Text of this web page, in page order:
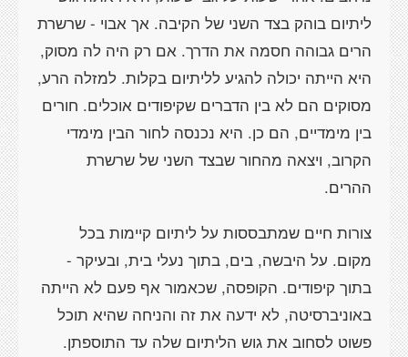
ליתיום בוהק בצד השני של הקיבה. אך אבוי - שרשרת
הרים גבוהה חסמה את הדרך. אם רק היה לה מסוק,
היא הייתה יכולה להגיע לליתיום בקלות. למזלה הרע,
מסוקים הם לא בין הדברים שקיפודים אוכלים. חורים
בין מימדיים, הם כן. היא נכנסה לחור הבין מימדי
הקרוב, ויצאה מהחור שבצד השני של שרשרת
ההרים.
צורות חיים שמתבססות על ליתיום קיימות בכל
מקום. על היבשה, בים, בתוך נעלי בית, ובעיקר -
בתוך קיפודים. הקופסה, שכאמור אף פעם לא הייתה
באוניברסיטה, לא ידעה את זה והניחה שהיא תוכל
פשוט לסחוב את גוש הליתיום שלה עד התוספתן.